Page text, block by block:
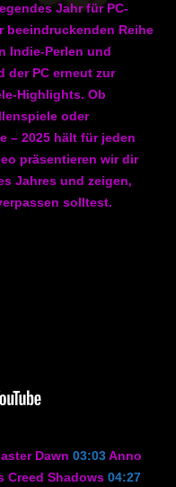
Jahr für PC-
beeindruckenden Reihe
Indie-Perlen und
der PC erneut zur
Highlights. Ob
oder
– 2025 hält für jeden
präsentieren wir dir
Jahres und zeigen,
solltest.
Dawn 03:03Anno
Creed Shadows 04:27